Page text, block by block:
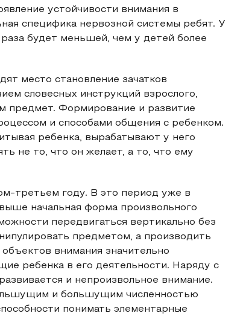
устойчивости внимания в
специфика нервозной системы ребят. У
будет меньшей, чем у детей более
место становление зачатков
словесных инструкций взрослого,
предмет. Формирование и развитие
и способами общения с ребенком.
ребенка, вырабатывают у него
не то, что он желает, а то, что ему
третьем году. В это период уже в
начальная форма произвольного
передвигаться вертикально без
предметом, а производить
внимания значительно
ребенка в его деятельности. Наряду с
и непроизвольное внимание.
и большущим численностью
понимать элементарные